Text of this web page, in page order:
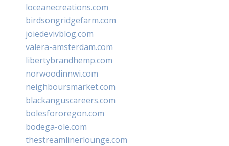
loceanecreations.com
birdsongridgefarm.com
joiedevivblog.com
valera-amsterdam.com
libertybrandhemp.com
norwoodinnwi.com
neighboursmarket.com
blackanguscareers.com
bolesfororegon.com
bodega-ole.com
thestreamlinerlounge.com